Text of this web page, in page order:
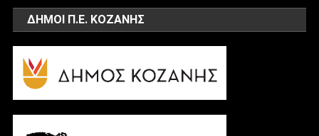
ΔΗΜΟΙ Π.Ε. ΚΟΖΑΝΗΣ